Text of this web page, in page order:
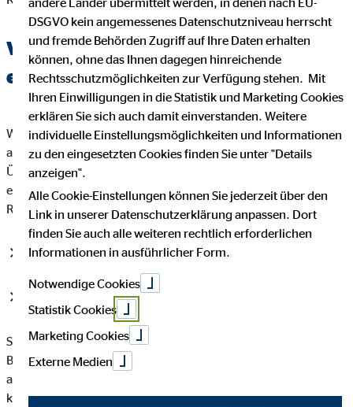
Von staatlicher Seite aus ist keine
ernsthafte Lösung in Sicht.
Während 1990 noch 100 Beitragszahler für "nur" 48 Rentner
aufgekommen sind, ist die Prognose auf Grund der
Überalterung der Gesellschaft für das Jahr 2040
erschreckend: Geschätzt 100 Beitragszahler werden 102
Rentner tragen müssen.
Wie soll das funktionieren?
Wie soll sich dieses System in Zukunft tragen können?
Steuerliche Aspekte in der Rentenphase werden in vielen
Beratungen / Produkten kaum bis gar nicht betrachtet - sind
aber elementar für die Höhe der Auszahlung, die ich
kalkulieren kann. Wie die Rentensituation inflationsbereinigt
DSGVO kein angemessenes Datenschutzniveau herrscht
und fremde Behörden Zugriff auf Ihre Daten erhalten
können, ohne das Ihnen dagegen hinreichende
Rechtsschutzmöglichkeiten zur Verfügung stehen. Mit
Ihren Einwilligungen in die Statistik und Marketing Cookies
erklären Sie sich auch damit einverstanden. Weitere
individuelle Einstellungsmöglichkeiten und Informationen
zu den eingesetzten Cookies finden Sie unter "Details
anzeigen".
Alle Cookie-Einstellungen können Sie jederzeit über den
Link in unserer Datenschutzerklärung anpassen. Dort
finden Sie auch alle weiteren rechtlich erforderlichen
Informationen in ausführlicher Form.
Notwendige Cookies
Statistik Cookies
Marketing Cookies
Externe Medien